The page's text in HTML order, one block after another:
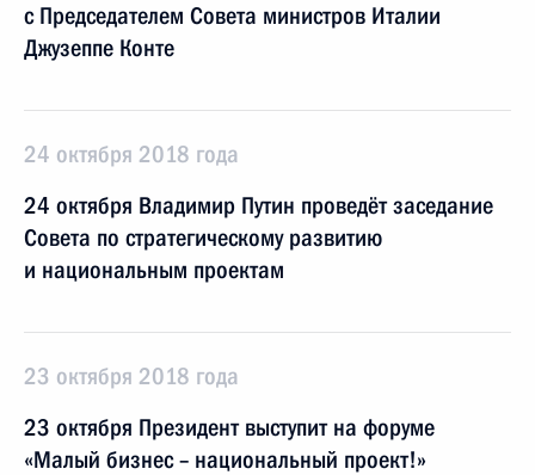
с Председателем Совета министров Италии
Джузеппе Конте
24 октября 2018 года
24 октября Владимир Путин проведёт заседание
Совета по стратегическому развитию
и национальным проектам
23 октября 2018 года
23 октября Президент выступит на форуме
«Малый бизнес – национальный проект!»